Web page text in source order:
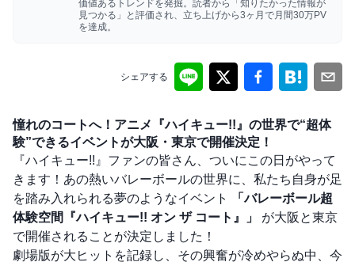
価値あるトレンドを発掘。読者から「知りたかった情報が
見つかる」と評価され、立ち上げから3ヶ月で月間30万PV
を達成。
シェアする
憧れのコートへ！アニメ『ハイキュー!!』の世界で“超体
験”できるイベントが大阪・東京で開催決定！
『ハイキュー!!』ファンの皆さん、ついにこの日がやって
きます！あの熱いバレーボールの世界に、私たち自身が足
を踏み入れられる夢のようなイベント
「バレーボール超
体験空間『ハイキュー!! オン ザ コート』」
が大阪と東京
で開催されることが決定しました！
劇場版が大ヒットを記録し、その興奮が冷めやらぬ中、今